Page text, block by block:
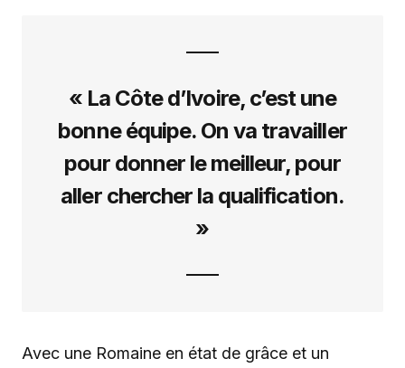
« La Côte d’Ivoire, c’est une
bonne équipe. On va travailler
pour donner le meilleur, pour
aller chercher la qualification.
»
Avec une Romaine en état de grâce et un